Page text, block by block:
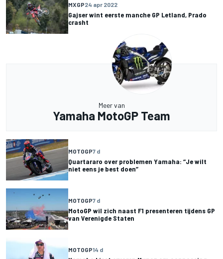
MXGP24 apr 2022
Gajser wint eerste manche GP Letland, Prado
crasht
Meer van
Yamaha MotoGP Team
MOTOGP7 d
Quartararo over problemen Yamaha: “Je wilt
niet eens je best doen”
MOTOGP7 d
MotoGP wil zich naast F1 presenteren tijdens GP
van Verenigde Staten
MOTOGP14 d